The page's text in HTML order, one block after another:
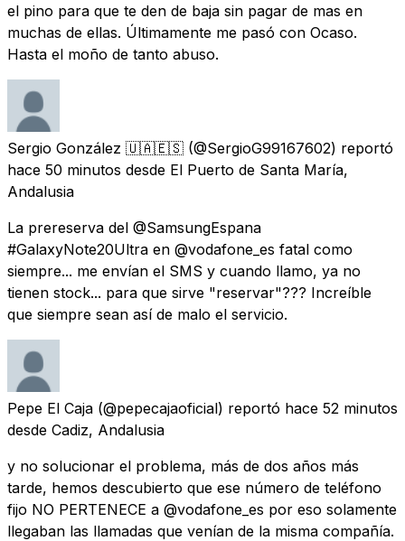
el pino para que te den de baja sin pagar de mas en
muchas de ellas. Últimamente me pasó con Ocaso.
Hasta el moño de tanto abuso.
Sergio González 🇺🇦🇪🇸 (@SergioG99167602) reportó
hace 50 minutos desde El Puerto de Santa María,
Andalusia
La prereserva del @SamsungEspana
#GalaxyNote20Ultra en @vodafone_es fatal como
siempre... me envían el SMS y cuando llamo, ya no
tienen stock... para que sirve "reservar"??? Increíble
que siempre sean así de malo el servicio.
Pepe El Caja (@pepecajaoficial) reportó hace 52 minutos
desde Cadiz, Andalusia
y no solucionar el problema, más de dos años más
tarde, hemos descubierto que ese número de teléfono
fijo NO PERTENECE a @vodafone_es por eso solamente
llegaban las llamadas que venían de la misma compañía.